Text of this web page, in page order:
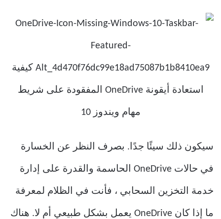
سيكون ذلك سيئًا جدًا. بصرف النظر عن الخسارة
في حالات OneDrive الحاسمة والقدرة على إدارة
خدمة التخزين السحابي ، فأنت في الظلام لمعرفة
ما إذا كان OneDrive يعمل بشكل طبيعي أم لا. هناك